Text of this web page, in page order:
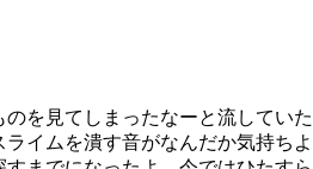
を見てしまったなーと流していた
イムを潰す音がなんだか気持ちよ